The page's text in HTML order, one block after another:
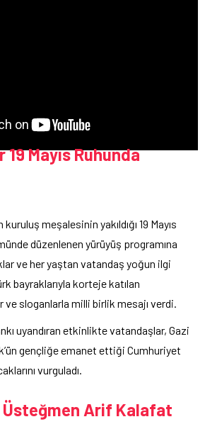
Mayıs Ruhunda
meşalesinin yakıldığı 19 Mayıs
düzenlenen yürüyüş programına
ve her yaştan vatandaş yoğun ilgi
bayraklarıyla korteje katılan
ve sloganlarla milli birlik mesajı verdi.
uyandıran etkinlikte vatandaşlar, Gazi
gençliğe emanet ettiği Cumhuriyet
vurguladı.
Üsteğmen Arif Kalafat